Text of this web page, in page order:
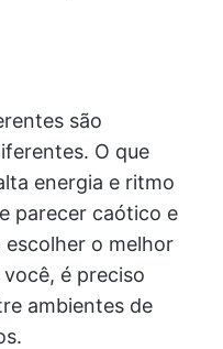
são
O que
energia e ritmo
parecer caótico e
escolher o melhor
é preciso
ambientes de